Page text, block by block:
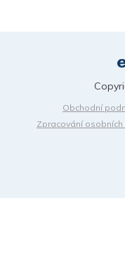
Obchodní
Zpracování osobních